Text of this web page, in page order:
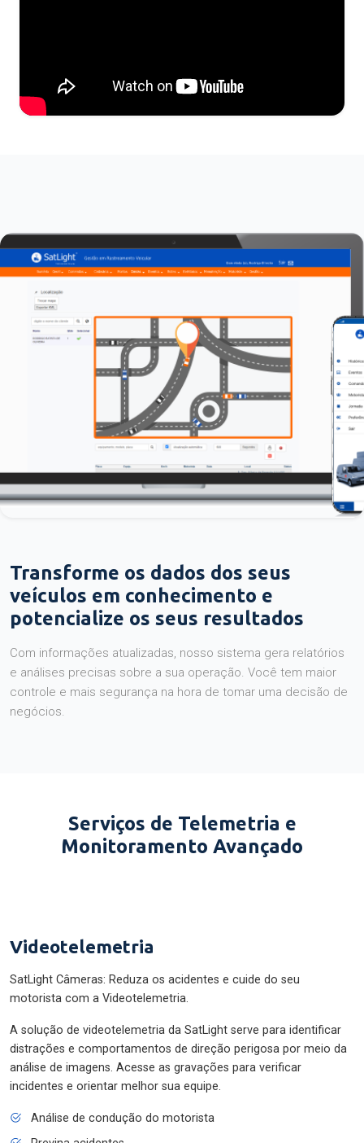
Transforme os dados dos seus
veículos em conhecimento e
potencialize os seus resultados
Com informações atualizadas, nosso sistema gera relatórios
e análises precisas sobre a sua operação. Você tem maior
controle e mais segurança na hora de tomar uma decisão de
negócios.
Serviços de Telemetria e
Monitoramento Avançado
Videotelemetria
SatLight Câmeras: Reduza os acidentes e cuide do seu
motorista com a Videotelemetria.
A solução de videotelemetria da SatLight serve para identificar
distrações e comportamentos de direção perigosa por meio da
análise de imagens. Acesse as gravações para verificar
incidentes e orientar melhor sua equipe.
Análise de condução do motorista